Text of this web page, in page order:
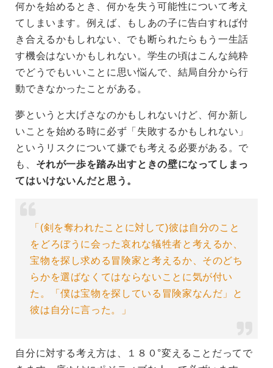
何かを始めるとき、何かを失う可能性について考え
てしまいます。例えば、もしあの子に告白すれば付
き合えるかもしれない、でも断られたらもう一生話
す機会はないかもしれない。学生の頃はこんな純粋
でどうでもいいことに思い悩んで、結局自分から行
動できなかったことがある。
夢というと大げさなのかもしれないけど、何か新し
いことを始める時に必ず「失敗するかもしれない」
というリスクについて嫌でも考える必要がある。で
も、 それが一歩を踏み出すときの壁になってしまっ
てはいけないんだと思う。
「(剣を奪われたことに対して)彼は自分のこと
をどろぼうに会った哀れな犠牲者と考えるか、
宝物を探し求める冒険家と考えるか、そのどち
らかを選ばなくてはならないことに気が付い
た。「僕は宝物を探している冒険家なんだ」と
彼は自分に言った。」
自分に対する考え方は、１８０°変えることだってで